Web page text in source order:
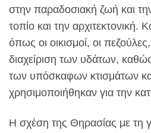
στην παραδοσιακή ζωή και
τοπίο και την αρχιτεκτονική.
όπως οι οικισμοί, οι πεζούλες,
διαχείριση των υδάτων, καθώς
των υπόσκαφων κτισμάτων
χρησιμοποιήθηκαν για την
Η σχέση της Θηρασίας με τη